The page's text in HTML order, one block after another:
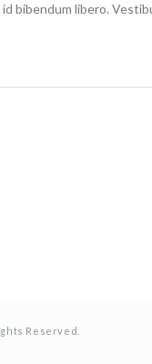
bibendum libero.
Reserved.